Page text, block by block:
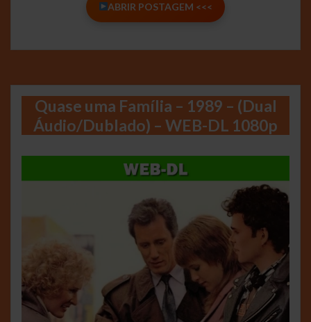
ABRIR POSTAGEM <<<
Quase uma Família – 1989 – (Dual
Áudio/Dublado) – WEB-DL 1080p